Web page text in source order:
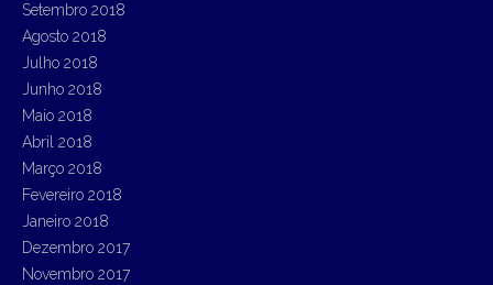
Setembro 2018
Agosto 2018
Julho 2018
Junho 2018
Maio 2018
Abril 2018
Março 2018
Fevereiro 2018
Janeiro 2018
Dezembro 2017
Novembro 2017